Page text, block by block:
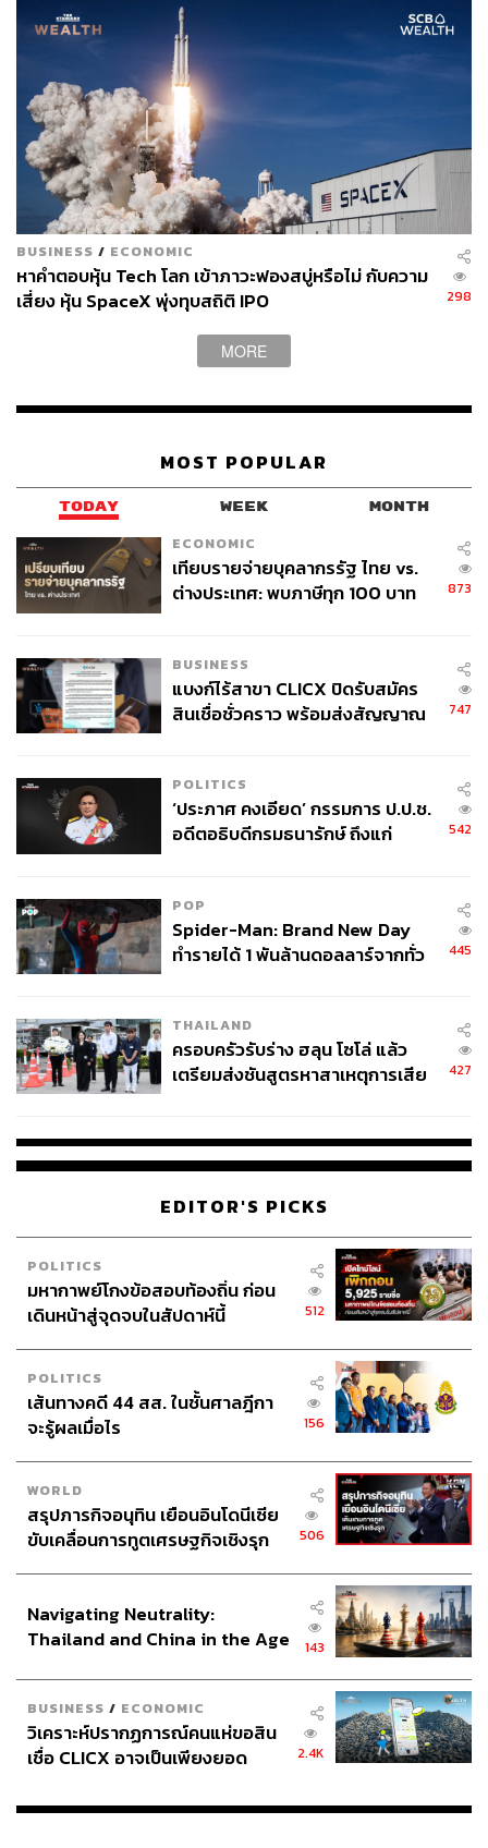
BUSINESS / ECONOMIC
หาคำตอบหุ้น Tech โลก เข้าภาวะฟองสบู่หรือไม่ กับความ
เสี่ยง หุ้น SpaceX พุ่งทุบสถิติ IPO
298
MORE
MOST POPULAR
TODAY WEEK MONTH
ECONOMIC
เทียบรายจ่ายบุคลากรรัฐ ไทย vs.
ต่างประเทศ: พบภาษีทุก 100 บาท
873
BUSINESS
แบงก์ไร้สาขา CLICX ปิดรับสมัคร
สินเชื่อชั่วคราว พร้อมส่งสัญญาณ
747
POLITICS
‘ประภาศ คงเอียด’ กรรมการ ป.ป.ช.
อดีตอธิบดีกรมธนารักษ์ ถึงแก่
542
POP
Spider-Man: Brand New Day
ทำรายได้ 1 พันล้านดอลลาร์จากทั่ว
445
THAILAND
ครอบครัวรับร่าง ฮลุน โซโล่ แล้ว
เตรียมส่งชันสูตรหาสาเหตุการเสีย
427
EDITOR'S PICKS
POLITICS
มหากาพย์โกงข้อสอบท้องถิ่น ก่อน
เดินหน้าสู่จุดจบในสัปดาห์นี้
512
POLITICS
เส้นทางคดี 44 สส. ในชั้นศาลฎีกา
จะรู้ผลเมื่อไร
156
WORLD
สรุปภารกิจอนุทิน เยือนอินโดนีเซีย
ขับเคลื่อนการทูตเศรษฐกิจเชิงรุก
506
Navigating Neutrality:
Thailand and China in the Age
143
BUSINESS / ECONOMIC
วิเคราะห์ปรากฏการณ์คนแห่ขอสิน
เชื่อ CLICX อาจเป็นเพียงยอด
เรือนไทยที่ถูกซุกไว้
2.4K